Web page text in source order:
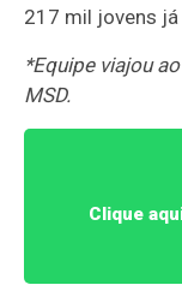
217 mil jovens
*Equipe viajou
MSD.
Clique